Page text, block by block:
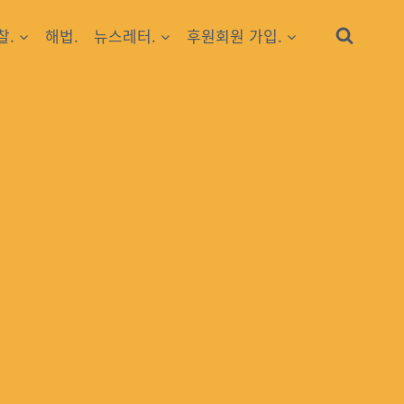
. 해법. 뉴스레터. 후원회원 가입.